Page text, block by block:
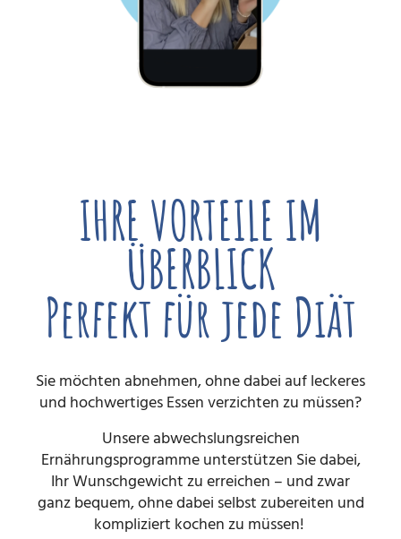
IHRE VORTEILE IM
ÜBERBLICK
Perfekt für jede Diät
Sie möchten abnehmen, ohne dabei auf leckeres
und hochwertiges Essen verzichten zu müssen?
Unsere abwechslungsreichen
Ernährungsprogramme unterstützen Sie dabei,
Ihr Wunschgewicht zu erreichen – und zwar
ganz bequem, ohne dabei selbst zubereiten und
kompliziert kochen zu müssen!